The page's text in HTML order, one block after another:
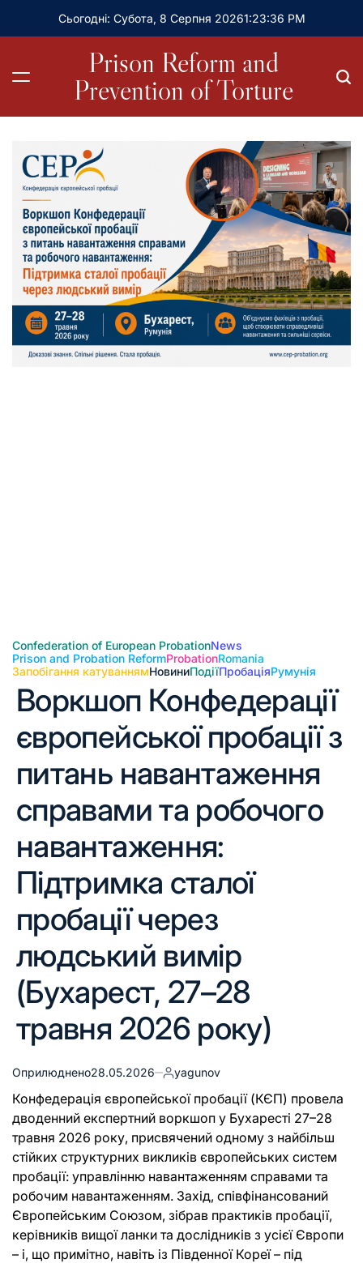
Сьогодні: Субота, 8 Серпня 20261:23:38 PM
Prison Reform and
Prevention of Torture
Confederation of European ProbationNews
Prison and Probation ReformProbationRomania
Запобігання катуваннямНовиниПодіїПробаціяРумунія
Воркшоп Конфедерації
європейської пробації з
питань навантаження
справами та робочого
навантаження:
Підтримка сталої
пробації через
людський вимір
(Бухарест, 27–28
травня 2026 року)
Оприлюднено28.05.2026 yagunov
Конфедерація європейської пробації (КЄП) провела
дводенний експертний воркшоп у Бухаресті 27–28
травня 2026 року, присвячений одному з найбільш
стійких структурних викликів європейських систем
пробації: управлінню навантаженням справами та
робочим навантаженням. Захід, співфінансований
Європейським Союзом, зібрав практиків пробації,
керівників вищої ланки та дослідників з усієї Європи
– і, що примітно, навіть із Південної Кореї – під